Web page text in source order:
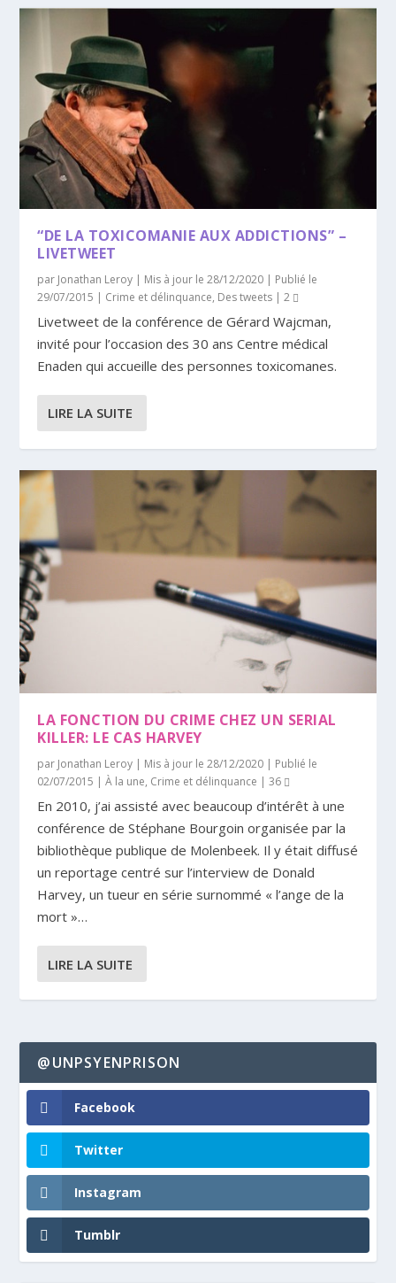
“DE LA TOXICOMANIE AUX ADDICTIONS” –
LIVETWEET
par Jonathan Leroy | Mis à jour le 28/12/2020 | Publié le
29/07/2015 | Crime et délinquance, Des tweets |2
Livetweet de la conférence de Gérard Wajcman,
invité pour l’occasion des 30 ans Centre médical
Enaden qui accueille des personnes toxicomanes.
LIRE LA SUITE
LA FONCTION DU CRIME CHEZ UN SERIAL
KILLER: LE CAS HARVEY
par Jonathan Leroy | Mis à jour le 28/12/2020 | Publié le
02/07/2015 |À la une, Crime et délinquance |36
En 2010, j’ai assisté avec beaucoup d’intérêt à une
conférence de Stéphane Bourgoin organisée par la
bibliothèque publique de Molenbeek. Il y était diffusé
un reportage centré sur l’interview de Donald
Harvey, un tueur en série surnommé « l’ange de la
mort »…
LIRE LA SUITE
@UNPSYENPRISON
Facebook
Twitter
Instagram
Tumblr